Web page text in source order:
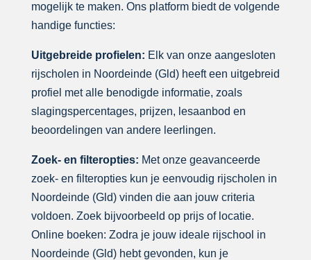
mogelijk te maken. Ons platform biedt de volgende
handige functies:
Uitgebreide profielen: Elk van onze aangesloten
rijscholen in Noordeinde (Gld) heeft een uitgebreid
profiel met alle benodigde informatie, zoals
slagingspercentages, prijzen, lesaanbod en
beoordelingen van andere leerlingen.
Zoek- en filteropties: Met onze geavanceerde
zoek- en filteropties kun je eenvoudig rijscholen in
Noordeinde (Gld) vinden die aan jouw criteria
voldoen. Zoek bijvoorbeeld op prijs of locatie.
Online boeken: Zodra je jouw ideale rijschool in
Noordeinde (Gld) hebt gevonden, kun je